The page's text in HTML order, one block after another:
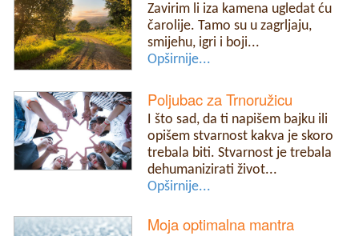
Zavirim li iza kamena ugledat ću
čarolije. Tamo su u zagrljaju,
smijehu, igri i boji...
Opširnije...
Poljubac za Trnoružicu
I što sad, da ti napišem bajku ili
opišem stvarnost kakva je skoro
trebala biti. Stvarnost je trebala
dehumanizirati život...
Opširnije...
Moja optimalna mantra